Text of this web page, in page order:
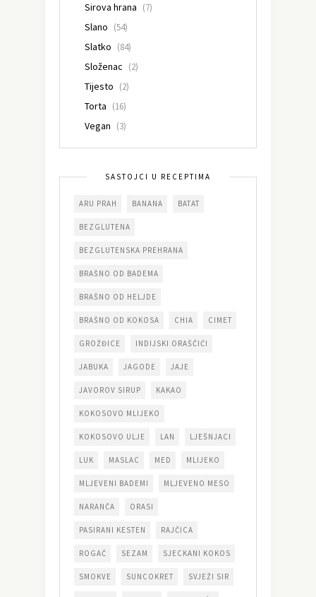
Sirova hrana (7)
Slano (54)
Slatko (84)
Složenac (2)
Tijesto (2)
Torta (16)
Vegan (3)
SASTOJCI U RECEPTIMA
ARU PRAH BANANA BATAT
BEZGLUTENA
BEZGLUTENSKA PREHRANA
BRAŠNO OD BADEMA
BRAŠNO OD HELJDE
BRAŠNO OD KOKOSA CHIA CIMET
GROŽĐICE INDIJSKI ORAŠČIĆI
JABUKA JAGODE JAJE
JAVOROV SIRUP KAKAO
KOKOSOVO MLIJEKO
KOKOSOVO ULJE LAN LJEŠNJACI
LUK MASLAC MED MLIJEKO
MLJEVENI BADEMI MLJEVENO MESO
NARANČA ORASI
PASIRANI KESTEN RAJČICA
ROGAČ SEZAM SJECKANI KOKOS
SMOKVE SUNCOKRET SVJEŽI SIR